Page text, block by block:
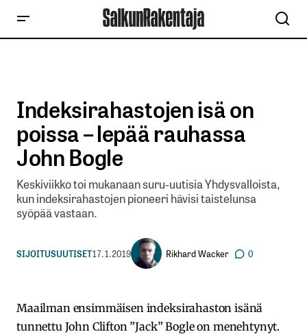
Indeksirahastojen isä on
poissa – lepää rauhassa
John Bogle
Keskiviikko toi mukanaan suru-uutisia Yhdysvalloista,
kun indeksirahastojen pioneeri hävisi taistelunsa
syöpää vastaan.
SIJOITUSUUTISET17.1.2019 Rikhard Wacker 0
Maailman ensimmäisen indeksirahaston isänä
tunnettu John Clifton ”Jack” Bogle on menehtynyt.